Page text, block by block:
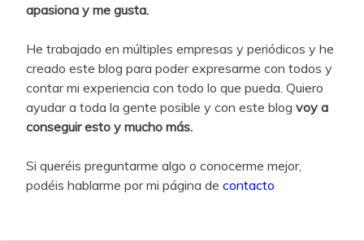
apasiona y me gusta.
He trabajado en múltiples empresas y periódicos y he
creado este blog para poder expresarme con todos y
contar mi experiencia con todo lo que pueda. Quiero
ayudar a toda la gente posible y con este blog voy a
conseguir esto y mucho más.
Si queréis preguntarme algo o conocerme mejor,
podéis hablarme por mi página de contacto